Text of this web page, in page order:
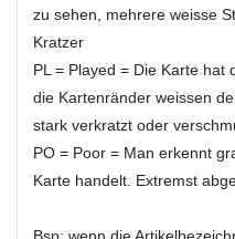
zu sehen, mehrere weisse
Kratzer
PL = Played = Die Karte hat
die Kartenränder weissen
stark verkratzt oder
PO = Poor = Man erkennt
Karte handelt. Extremst
Bsp: wenn die